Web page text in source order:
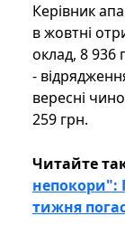
Керівник
в жовтні
оклад, 8 936
-
вересні
259 грн.
Читайте
непокори":
тижня